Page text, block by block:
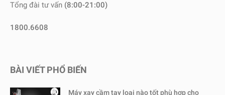
Tổng đài tư vấn (8:00-21:00)
1800.6608
BÀI VIẾT PHỔ BIẾN
Máy xay cầm tay loại nào tốt phù hợp cho